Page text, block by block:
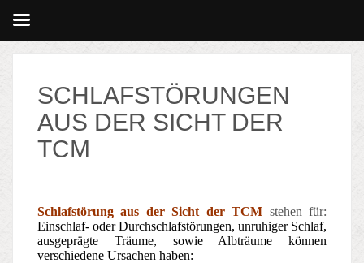
SCHLAFSTÖRUNGEN
AUS DER SICHT DER
TCM
Schlafstörung aus der Sicht der TCM stehen für:
Einschlaf- oder Durchschlafstörungen, unruhiger Schlaf,
ausgeprägte Träume, sowie Albträume können
verschiedene Ursachen haben: